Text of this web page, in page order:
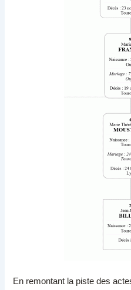
En remontant la piste des